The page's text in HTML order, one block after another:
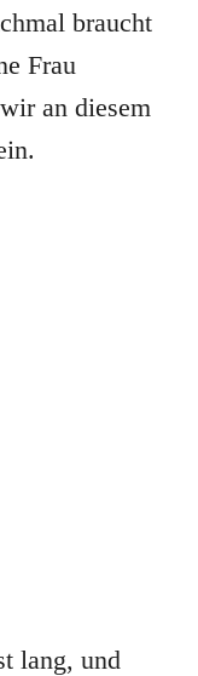
braucht
Frau
an diesem
lang, und